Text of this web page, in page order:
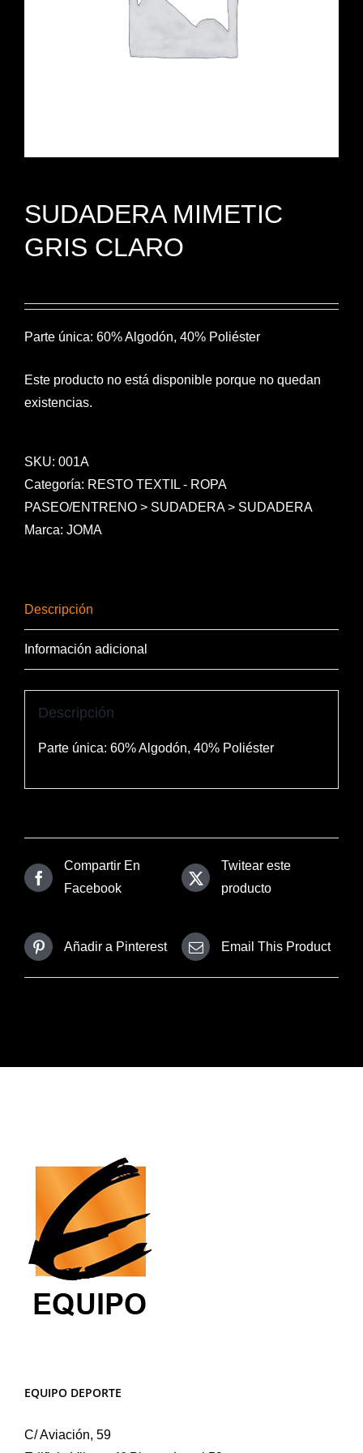
SUDADERA MIMETIC
GRIS CLARO
Parte única: 60% Algodón, 40% Poliéster
Este producto no está disponible porque no quedan
existencias.
SKU: 001A
Categoría: RESTO TEXTIL - ROPA
PASEO/ENTRENO > SUDADERA > SUDADERA
Marca: JOMA
Descripción
Información adicional
Descripción
Parte única: 60% Algodón, 40% Poliéster
Compartir En
Facebook
Twitear este
producto
Añadir a Pinterest Email This Product
EQUIPO DEPORTE
C/ Aviación, 59